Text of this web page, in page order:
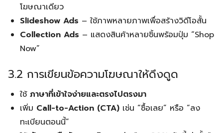
โฆษณาเดียว
Slideshow Ads – ใช้ภาพหลายภาพเพื่อสร้างวิดีโอสั้น
Collection Ads – แสดงสินค้าหลายชิ้นพร้อมปุ่ม “Shop
Now”
3.2 การเขียนข้อความโฆษณาให้ดึงดูด
ใช้ ภาษาที่เข้าใจง่ายและตรงไปตรงมา
เพิ่ม Call-to-Action (CTA) เช่น “ซื้อเลย” หรือ “ลง
ทะเบียนตอนนี้”